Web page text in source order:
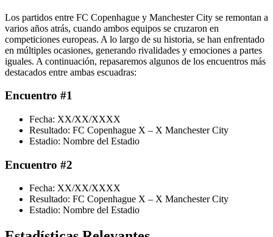
Los partidos entre FC Copenhague y Manchester City se remontan a
varios años atrás, cuando ambos equipos se cruzaron en
competiciones europeas. A lo largo de su historia, se han enfrentado
en múltiples ocasiones, generando rivalidades y emociones a partes
iguales. A continuación, repasaremos algunos de los encuentros más
destacados entre ambas escuadras:
Encuentro #1
Fecha: XX/XX/XXXX
Resultado: FC Copenhague X – X Manchester City
Estadio: Nombre del Estadio
Encuentro #2
Fecha: XX/XX/XXXX
Resultado: FC Copenhague X – X Manchester City
Estadio: Nombre del Estadio